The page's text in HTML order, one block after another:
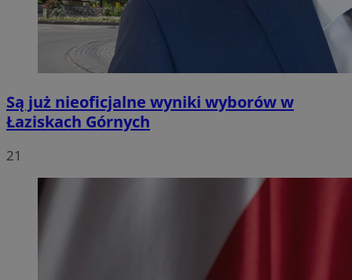
Są już nieoficjalne wyniki wyborów w
Łaziskach Górnych
21